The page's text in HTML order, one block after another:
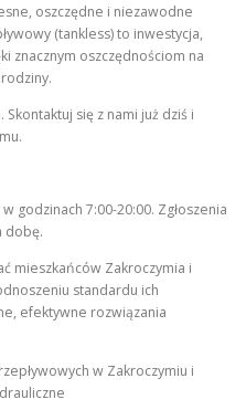
oszczędne i niezawodne
(tankless) to inwestycja,
znacznym oszczędnościom na
się z nami już dziś i
godzinach 7:00-20:00. Zgłoszenia
dobę.
mieszkańców Zakroczymia i
standardu ich
efektywne rozwiązania
w Zakroczymiu i